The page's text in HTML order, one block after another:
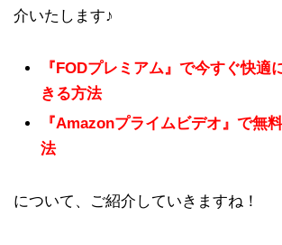
介いたします♪
『FODプレミアム』で今すぐ快適
きる方法
『Amazonプライムビデオ』で無
法
について、ご紹介していきますね！